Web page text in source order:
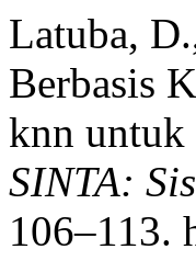
Latuba,
Berbasis
knn
SINTA:
106–113.